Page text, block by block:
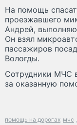
На помощь
проезжавшего
Андрей,
Он взял
пассажиров
Вологды.
Сотрудники МЧС
за оказанную
помощь на дорогах мчс